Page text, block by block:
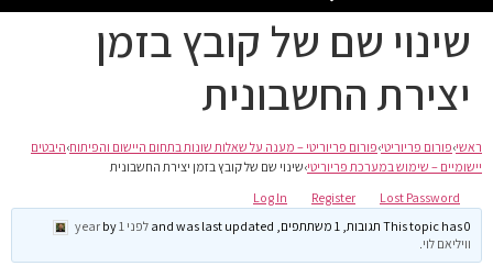
שינוי שם של קובץ בזמן
יצירת החשבונית
ראשי›פורום פריוריטי›פורום פריוריטי – מענה על שאלות שונות בתחום היישום והפיתוח›היבטים
יישומיים – שימוש במערכת פריוריטי›שינוי שם של קובץ בזמן יצירת החשבונית
Log In
Register
Lost Password
This topic has 0 תגובות, 1 משתתפים, and was last updated
לפני 1 year
by
וויליאם לוי